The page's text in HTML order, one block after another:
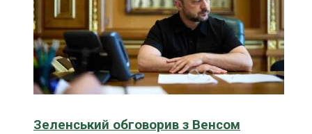
Зеленський обговорив з Венсом